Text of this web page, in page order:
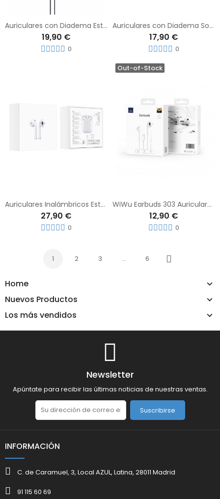
Home
Nuevos Productos
Los más vendidos
Auriculares con Diadema Estéreos SONY MDR-ZX310AP MiniJack 3.0 1.2M Azul Marino
19,90 €
0
Auriculares con Diadema Sony MDR-ZX110AP Negro MiniJack 3.5mm 1.2MM
17,90 €
0
Auriculares Inalámbricos Estéreos HOCO SEW41
27,90 €
0
Out-of-Stock
WiWu Earbuds 303 Auriculares Con Cable Conector C In Ear
12,90 €
0
1 2 3 … 6
Siguiente
Newsletter
Apúntate para recibir las últimas noticias de nuestras ventas.
Suscribirse
INFORMACIÓN
C. de Caramuel, 3, Local AZUL, Latina, 28011 Madrid
91 115 60 69